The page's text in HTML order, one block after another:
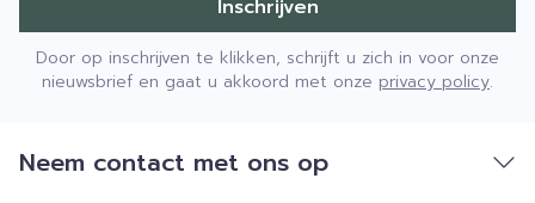
Inschrijven
Door op inschrijven te klikken, schrijft u zich in voor onze
nieuwsbrief en gaat u akkoord met onze privacy policy.
Neem contact met ons op